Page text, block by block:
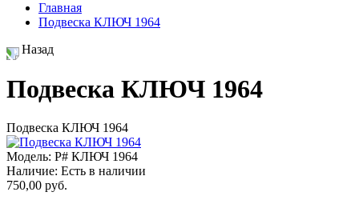
Главная
Подвеска КЛЮЧ 1964
Назад
Подвеска КЛЮЧ 1964
Подвеска КЛЮЧ 1964
Модель: P# КЛЮЧ 1964
Наличие: Есть в наличии
750,00 руб.